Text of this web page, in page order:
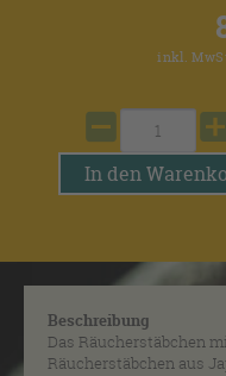
inkl.
In den
Beschreibung
Das Räucherstäbchen
Räucherstäbchen aus